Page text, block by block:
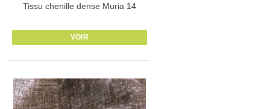
Tissu chenille dense Muria 14
VOIR